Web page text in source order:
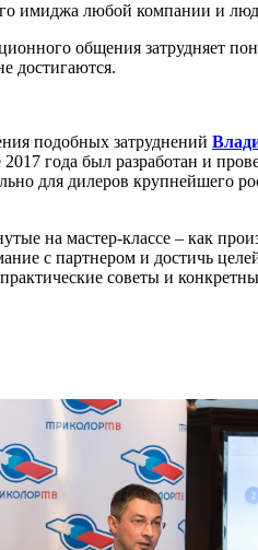
имиджа любой компании и
общения затрудняет
достигаются.
подобных затруднений
2017 года был разработан и
для дилеров крупнейшего
на мастер-классе – как
с партнером и достичь
советы и